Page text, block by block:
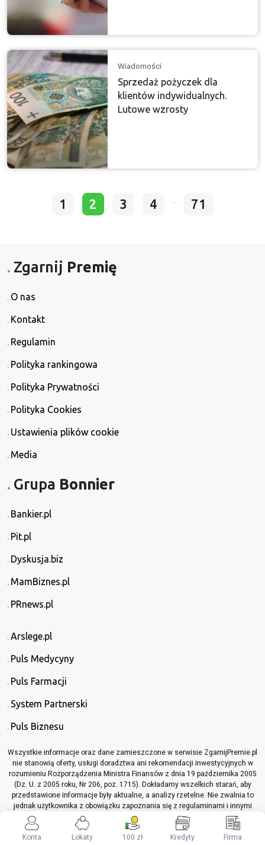
Wiadomości
Sprzedaż pożyczek dla
klientów indywidualnych.
Lutowe wzrosty
1 2 3 4 ... 71
Zgarnij Premię
O nas
Kontakt
Regulamin
Polityka rankingowa
Polityka Prywatności
Polityka Cookies
Ustawienia plików cookie
Media
Grupa Bonnier
Bankier.pl
Pit.pl
Dyskusja.biz
MamBiznes.pl
PRnews.pl
Arslege.pl
Puls Medycyny
Puls Farmacji
System Partnerski
Puls Biznesu
Wszystkie informacje oraz dane zamieszczone w serwisie ZgarnijPremie.pl
nie stanowią oferty, usługi doradztwa ani rekomendacji inwestycyjnych w
rozumieniu Rozporządzenia Ministra Finansów z dnia 19 października 2005
(Dz. U. z 2005 roku, Nr 206, poz. 1715). Dokładamy wszelkich starań, aby
przedstawione informacje były aktualne, a analizy rzetelne. Nie zwalnia to
jednak użytkownika z obowiązku zapoznania się z regulaminami i innymi
materiałami informacyjnymi, które dotyczą opisywanych produktów lub
usług, przed podjęciem jakichkolwiek decyzji z nimi związanych.
Konta
Lokaty 100 zł Kredyty Firma